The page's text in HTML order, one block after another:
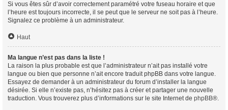
Si vous êtes sûr d’avoir correctement paramétré votre fuseau horaire et que
l’heure est toujours incorrecte, il se peut que le serveur ne soit pas à l’heure.
Signalez ce problème à un administrateur.
Haut
Ma langue n’est pas dans la liste !
La raison la plus probable est que l’administrateur n’ait pas installé votre
langue ou bien que personne n’ait encore traduit phpBB dans votre langue.
Essayez de demander à un administrateur du forum d’installer la langue
désirée. Si elle n’existe pas, n’hésitez pas à créer et partager une nouvelle
traduction. Vous trouverez plus d’informations sur le site Internet de phpBB®.